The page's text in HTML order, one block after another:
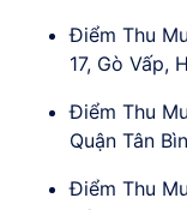
Điểm Thu
17, Gò Vấp,
Điểm Thu
Quận Tân
Điểm Thu